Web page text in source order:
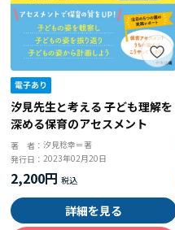
汐見先生と考える 子ども理解を
深める保育のアセスメント
著 者：汐見稔幸＝著
発行日：2023年02月20日
2,200円
詳細を見る